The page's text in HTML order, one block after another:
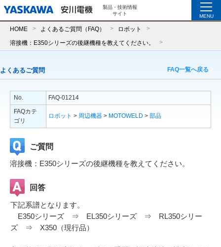
製品・技術情報
サイト
MENU
HOME よくあるご質問（FAQ） ロボット
溶接機：E350シリーズの後継機種を教えてください。
よくあるご質問 FAQ一覧へ戻る
No.
FAQ-01214
FAQカテ
ゴリ
ロボット > 周辺機器 > MOTOWELD > 部品
ご質問
溶接機：E350シリーズの後継機種を教えてください。
回答
下記系譜となります。
E350シリーズ ⇒ EL350シリーズ ⇒ RL350シリー
ズ ⇒ X350（現行品）